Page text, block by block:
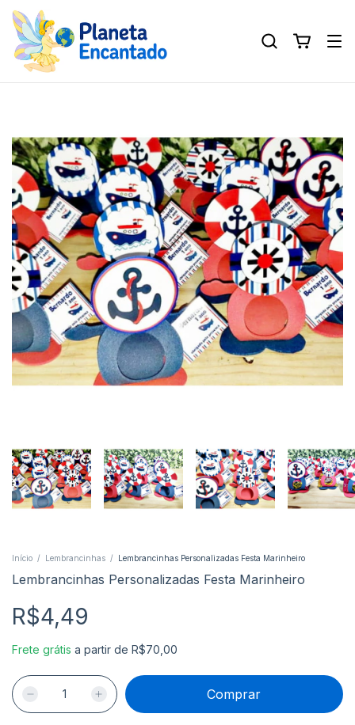
Início / Lembrancinhas / Lembrancinhas Personalizadas Festa Marinheiro
Lembrancinhas Personalizadas Festa Marinheiro
R$4,49
Frete grátis a partir de R$70,00